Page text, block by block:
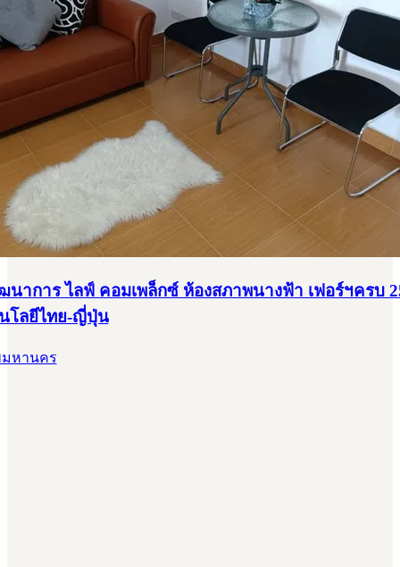
าการ ไลฟ์ คอมเพล็กซ์ ห้องสภาพนางฟ้า เฟอร์ฯครบ
โลยีไทย-ญี่ปุ่น
มหานคร